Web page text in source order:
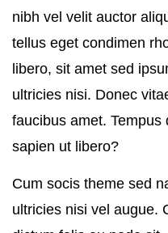
nibh vel velit auctor
tellus eget condimen
libero, sit amet sed
ultricies nisi. Donec
faucibus amet.
sapien ut libero?
Cum socis theme sed
ultricies nisi vel augue.